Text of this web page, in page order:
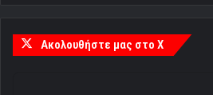
Ακολουθήστε μας στο X